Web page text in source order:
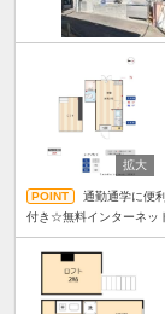
通勤通学に便
付き☆無料インターネッ